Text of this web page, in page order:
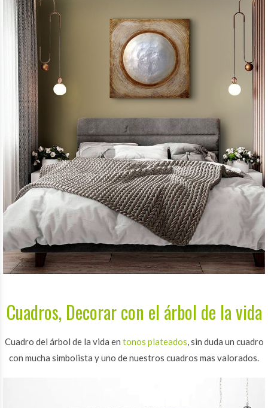
Cuadros, Decorar con el árbol de la vida
Cuadro del árbol de la vida en tonos plateados, sin duda un cuadro
con mucha simbolista y uno de nuestros cuadros mas valorados.